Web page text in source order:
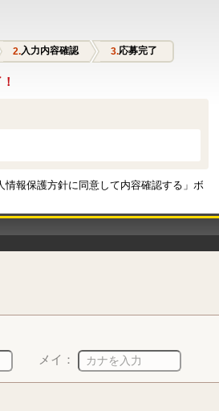
入力内容確認 応募完了
情報保護方針に同意して内容確認する」ボ
メイ：